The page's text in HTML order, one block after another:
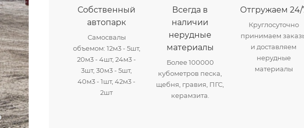
Собственный
автопарк
Самосвалы
объемом: 12м3 - 5шт,
20м3 - 4шт, 24м3 -
3шт, 30м3 - 5шт,
40м3 - 1шт, 42м3 -
2шт
Всегда в
наличии
нерудные
материалы
Более 100000
кубометров песка,
щебня, гравия, ПГС,
керамзита.
Отгружаем 24/
Круглосуточно
принимаем
и доставляем
нерудные
материалы